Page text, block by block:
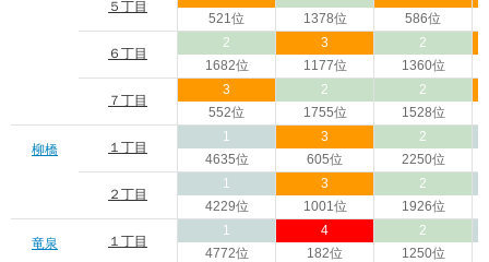
５丁目
521位
1378位
586位
６丁目
2
1682位
3
1177位
2
1360位
７丁目
3
552位
2
1755位
2
1528位
柳橋 １丁目
1
4635位
3
605位
2
2250位
２丁目
1
4229位
3
1001位
2
1926位
竜泉 １丁目
1
4772位
4
182位
2
1250位